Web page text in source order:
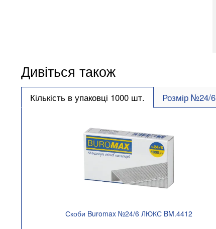
Дивіться також
Кількість в упаковці 1000 шт. Розмір №24/6
Скоби Buromax №24/6 ЛЮКС BM.4412